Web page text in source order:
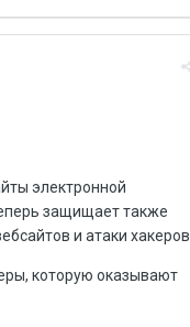
электронной
защищает также
и атаки хакеров.
которую оказывают